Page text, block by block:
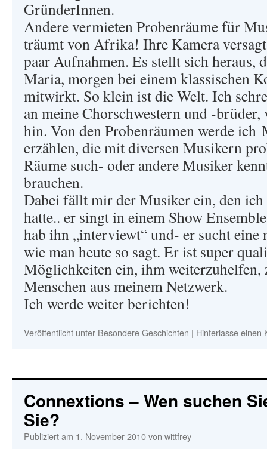
GründerInnen.
Andere vermieten Probenräume für
träumt von Afrika! Ihre Kamera
paar Aufnahmen. Es stellt sich heraus,
Maria, morgen bei einem klassischen
mitwirkt. So klein ist die Welt. Ich
an meine Chorschwestern und -
hin. Von den Probenräumen werde ich
erzählen, die mit diversen Musikern
Räume such- oder andere Musiker
brauchen.
Dabei fällt mir der Musiker ein, den ich
hatte.. er singt in einem Show
hab ihn „interviewt“ und- er sucht eine
wie man heute so sagt. Er ist super
Möglichkeiten ein, ihm weiterzuhelfen,
Menschen aus meinem Netzwerk.
Ich werde weiter berichten!
Veröffentlicht unter Besondere Geschichten | Hinterlasse einen
Connextions – Wen suchen
Sie?
Publiziert am 1. November 2010von wittfrey